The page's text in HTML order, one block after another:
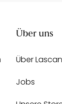
Über uns
Über
Jobs